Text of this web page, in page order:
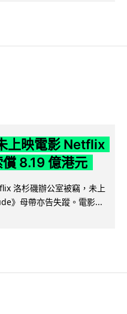
上映電影 Netflix
8.19 億港元
洛杉磯辦公室被竊，未上
》母帶亦告失蹤。電影...